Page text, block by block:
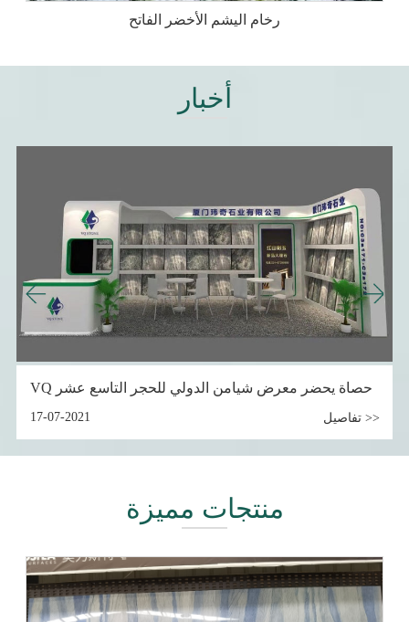
رخام اليشم الأخضر الفاتح
أخبار
VQ حصاة يحضر معرض شيامن الدولي للحجر التاسع عشر
07-2021 تفاصيل >> 17-07-
منتجات مميزة